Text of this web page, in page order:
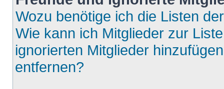
Wozu benötige ich die Listen
Wie kann ich Mitglieder zur
ignorierten Mitglieder
entfernen?